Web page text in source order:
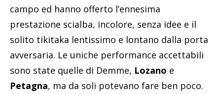
campo ed hanno offerto l’ennesima
prestazione scialba, incolore, senza idee e il
solito tikitaka lentissimo e lontano dalla porta
avversaria. Le uniche performance accettabili
sono state quelle di Demme, Lozano e
Petagna, ma da soli potevano fare ben poco.